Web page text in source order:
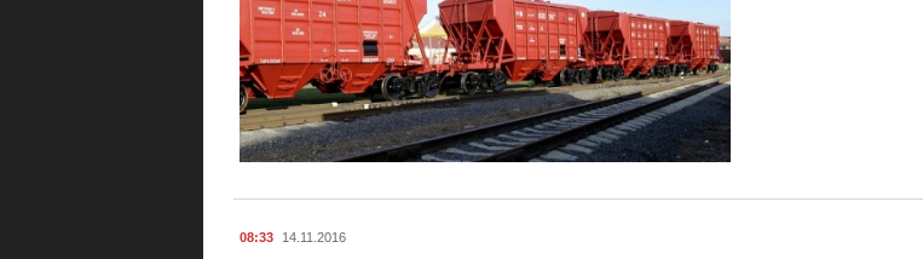
08:33 14.11.2016